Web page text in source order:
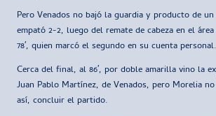
Pero Venados no bajó la guardia y producto de
empató 2-2, luego del remate de cabeza en el
78′, quien marcó el segundo en su cuenta personal.
Cerca del final, al 86′, por doble amarilla vino la
Juan Pablo Martínez, de Venados, pero Morelia
así, concluir el partido.